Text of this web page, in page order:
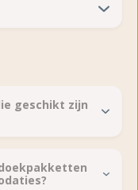
geschikt zijn